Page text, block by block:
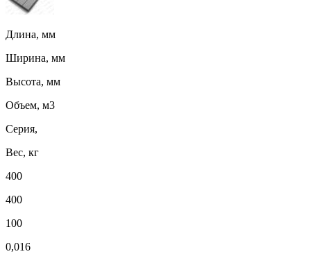
Длина, мм
Ширина, мм
Высота, мм
Объем, м3
Серия,
Вес, кг
400
400
100
0,016